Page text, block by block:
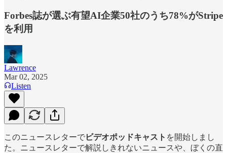
Forbes誌が選ぶ有望AI企業50社のうち78%がStripe
を利用
Lawrence
Mar 02, 2025
Listen
このニュースレターでビデオポッドキャスト を開始しまし
た。ニュースレターで解説しきれないニュースや、ぼくの直